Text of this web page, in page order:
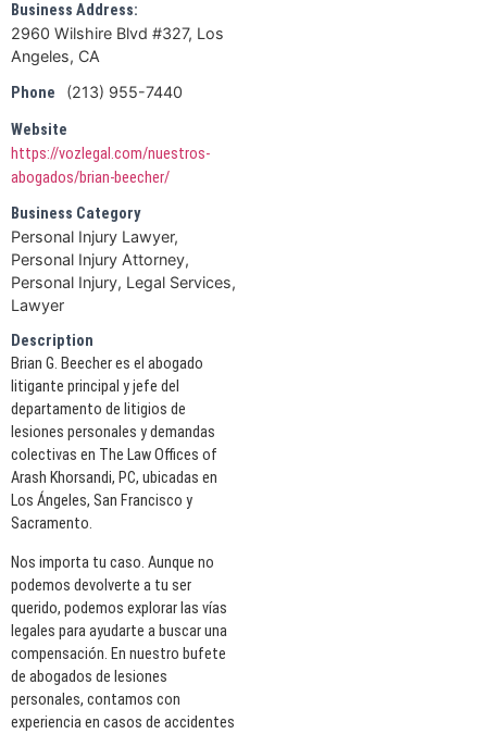
Business Address:
2960 Wilshire Blvd #327, Los
Angeles, CA
Phone
(213) 955-7440
Website
https://vozlegal.com/nuestros-
abogados/brian-beecher/
Business Category
Personal Injury Lawyer,
Personal Injury Attorney,
Personal Injury, Legal Services,
Lawyer
Description
Brian G. Beecher es el abogado
litigante principal y jefe del
departamento de litigios de
lesiones personales y demandas
colectivas en The Law Offices of
Arash Khorsandi, PC, ubicadas en
Los Ángeles, San Francisco y
Sacramento.
Nos importa tu caso. Aunque no
podemos devolverte a tu ser
querido, podemos explorar las vías
legales para ayudarte a buscar una
compensación. En nuestro bufete
de abogados de lesiones
personales, contamos con
experiencia en casos de accidentes